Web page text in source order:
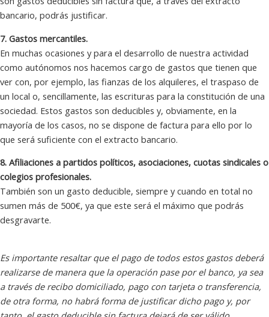
bancario, podrás justificar.
7. Gastos mercantiles.
En muchas ocasiones y para el desarrollo de nuestra actividad
como autónomos nos hacemos cargo de gastos que tienen que
ver con, por ejemplo, las fianzas de los alquileres, el traspaso de
un local o, sencillamente, las escrituras para la constitución de una
sociedad. Estos gastos son deducibles y, obviamente, en la
mayoría de los casos, no se dispone de factura para ello por lo
que será suficiente con el extracto bancario.
8. Afiliaciones a partidos políticos, asociaciones, cuotas sindicales o
colegios profesionales.
También son un gasto deducible, siempre y cuando en total no
sumen más de 500€, ya que este será el máximo que podrás
desgravarte.
Es importante resaltar que el pago de todos estos gastos deberá
realizarse de manera que la operación pase por el banco, ya sea
a través de recibo domiciliado, pago con tarjeta o transferencia,
de otra forma, no habrá forma de justificar dicho pago y, por